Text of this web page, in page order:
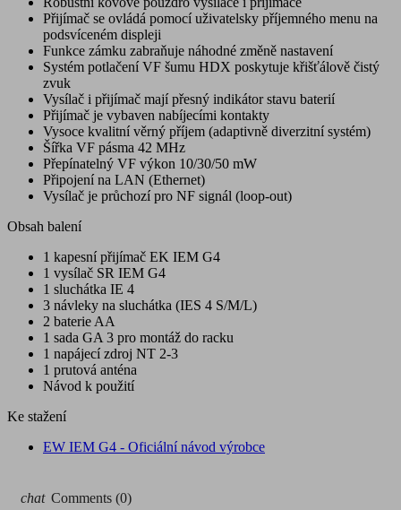
Přijímač se ovládá pomocí uživatelsky příjemného menu na
podsvíceném displeji
Funkce zámku zabraňuje náhodné změně nastavení
Systém potlačení VF šumu HDX poskytuje křišťálově čistý
zvuk
Vysílač i přijímač mají přesný indikátor stavu baterií
Přijímač je vybaven nabíjecími kontakty
Vysoce kvalitní věrný příjem (adaptivně diverzitní systém)
Šířka VF pásma 42 MHz
Přepínatelný VF výkon 10/30/50 mW
Připojení na LAN (Ethernet)
Vysílač je průchozí pro NF signál (loop-out)
Obsah balení
1 kapesní přijímač EK IEM G4
1 vysílač SR IEM G4
1 sluchátka IE 4
3 návleky na sluchátka (IES 4 S/M/L)
2 baterie AA
1 sada GA 3 pro montáž do racku
1 napájecí zdroj NT 2-3
1 prutová anténa
Návod k použití
Ke stažení
EW IEM G4 - Oficiální návod výrobce
chat Comments (0)